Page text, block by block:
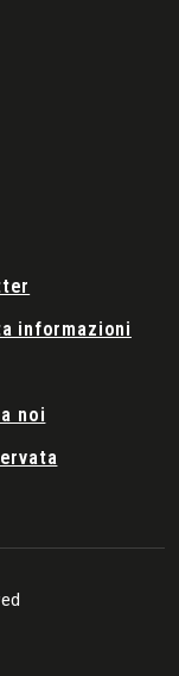
informazioni
noi